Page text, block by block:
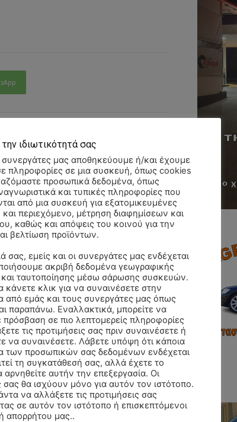
ιδιωτικότητά σας
συνεργάτες μας αποθηκεύουμε ή/και έχουμε
πληροφορίες σε μια συσκευή, όπως cookies
προσωπικά δεδομένα, όπως
και τυπικές πληροφορίες που
από μια συσκευή για εξατομικευμένες
και περιεχόμενο, μέτρηση διαφημίσεων και
καθώς και απόψεις του κοινού για την
βελτίωση προϊόντων.
σας, εμείς και οι συνεργάτες μας ενδέχεται
ακριβή δεδομένα γεωγραφικής
και ταυτοποίησης μέσω σάρωσης συσκευών.
κάνετε κλικ για να συναινέσετε στην
από εμάς και τους συνεργάτες μας όπως
παραπάνω. Εναλλακτικά, μπορείτε να
σε πιο λεπτομερείς πληροφορίες
τις προτιμήσεις σας πριν συναινέσετε ή
να συναινέσετε. Λάβετε υπόψη ότι κάποια
των προσωπικών σας δεδομένων ενδέχεται
τη συγκατάθεσή σας, αλλά έχετε το
αρνηθείτε αυτήν την επεξεργασία. Οι
σας θα ισχύουν μόνο για αυτόν τον ιστότοπο.
να αλλάξετε τις προτιμήσεις σας
σε αυτόν τον ιστότοπο ή επισκεπτόμενοι
απορρήτου μας..